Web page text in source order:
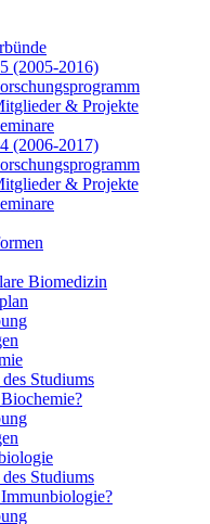
(2005-2016)
& Projekte
(2006-2017)
& Projekte
Biomedizin
Studiums
Studiums